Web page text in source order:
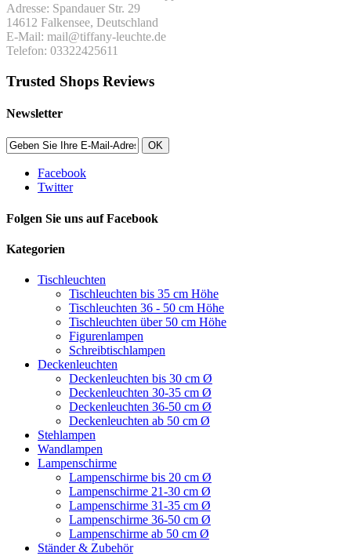
Adresse: Spandauer Str. 29
14612 Falkensee, Deutschland
E-Mail: mail@tiffany-leuchte.de
Telefon: 03322425611
Trusted Shops Reviews
Newsletter
OK
Facebook
Twitter
Folgen Sie uns auf Facebook
Kategorien
Tischleuchten
Tischleuchten bis 35 cm Höhe
Tischleuchten 36 - 50 cm Höhe
Tischleuchten über 50 cm Höhe
Figurenlampen
Schreibtischlampen
Deckenleuchten
Deckenleuchten bis 30 cm Ø
Deckenleuchten 30-35 cm Ø
Deckenleuchten 36-50 cm Ø
Deckenleuchten ab 50 cm Ø
Stehlampen
Wandlampen
Lampenschirme
Lampenschirme bis 20 cm Ø
Lampenschirme 21-30 cm Ø
Lampenschirme 31-35 cm Ø
Lampenschirme 36-50 cm Ø
Lampenschirme ab 50 cm Ø
Ständer & Zubehör